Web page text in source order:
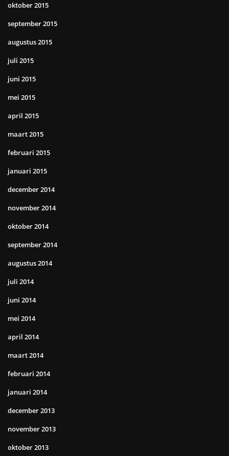
oktober 2015
september 2015
augustus 2015
juli 2015
juni 2015
mei 2015
april 2015
maart 2015
februari 2015
januari 2015
december 2014
november 2014
oktober 2014
september 2014
augustus 2014
juli 2014
juni 2014
mei 2014
april 2014
maart 2014
februari 2014
januari 2014
december 2013
november 2013
oktober 2013